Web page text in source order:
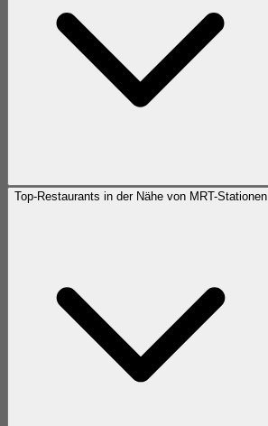
Top-Restaurants in der Nähe von MRT-Stationen